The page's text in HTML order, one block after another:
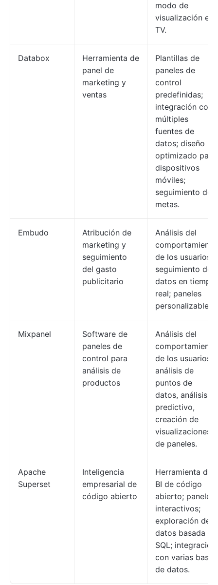
modo de
visualización en
TV.
Databox
Herramienta de
panel de
marketing y
ventas
Plantillas de
paneles de
control
predefinidas;
integración con
múltiples
fuentes de
datos; diseño
optimizado para
dispositivos
móviles;
seguimiento de
metas.
Embudo
Atribución de
marketing y
seguimiento
del gasto
publicitario
Análisis del
comportamiento
de los usuarios;
seguimiento de
datos en tiempo
real; paneles
personalizables.
Mixpanel
Software de
paneles de
control para
análisis de
productos
Análisis del
comportamiento
de los usuarios,
análisis de
puntos de
datos, análisis
predictivo,
creación de
visualizaciones
de paneles.
Apache
Superset
Inteligencia
empresarial de
código abierto
Herramienta de
BI de código
abierto; paneles
interactivos;
exploración de
datos basada en
SQL; integración
con varias bases
de datos.